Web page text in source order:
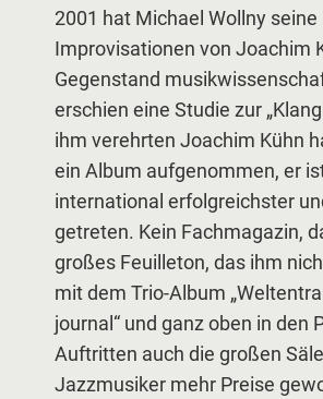
2001 hat Michael Wollny seine
Improvisationen von Joachim
Gegenstand
erschien eine Studie zur
ihm verehrten Joachim Kühn
ein Album aufgenommen, er
international erfolgreichster
getreten. Kein Fachmagazin,
großes Feuilleton, das ihm
mit dem Trio-Album
journal“ und ganz oben in den
Auftritten auch die großen
Jazzmusiker mehr Preise